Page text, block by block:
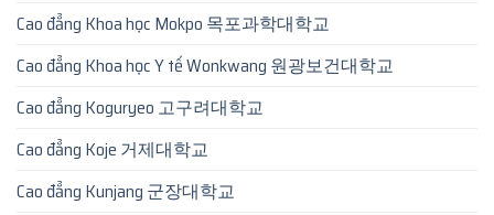
Cao đẳng Khoa học Mokpo 목포과학대학교
Cao đẳng Khoa học Y tế Wonkwang 원광보건대학교
Cao đẳng Koguryeo 고구려대학교
Cao đẳng Koje 거제대학교
Cao đẳng Kunjang 군장대학교